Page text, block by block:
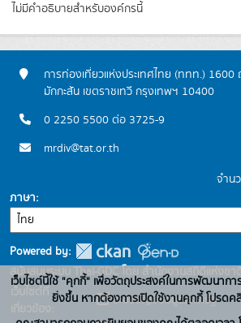
ไม่มีคำอธิบายสำหรับองค์กรนี้
การท่องเที่ยวแห่งประเทศไทย (ททท.) 1600
มักกะสัน เขตราชเทวี กรุงเทพฯ 10400
0 2250 5500 ต่อ 3725-9
mrdiv@tat.or.th
จำน
ภาษา
Powered by:
สนับสนุนระบบ Thai-GDC โดย สำนักงานสถิติแห่งชา
เว็บไซต์ที่
เกี่ยวข้อง:
ระบบบัญชีข้อมูลภาครัฐ
เว็บไซต์นี้ใช้ "คุกกี้" เพื่อวัตถุประสงค์ในการพัฒนากา
ยิ่งขึ้น หากต้องการเปิดใช้งานคุกกี้ โปรด